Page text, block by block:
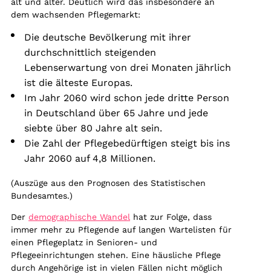
dem wachsenden Pflegemarkt:
Die deutsche Bevölkerung mit ihrer
durchschnittlich steigenden
Lebenserwartung von drei Monaten jährlich
ist die älteste Europas.
Im Jahr 2060 wird schon jede dritte Person
in Deutschland über 65 Jahre und jede
siebte über 80 Jahre alt sein.
Die Zahl der Pflegebedürftigen steigt bis ins
Jahr 2060 auf 4,8 Millionen.
(Auszüge aus den Prognosen des Statistischen
Bundesamtes.)
Der demographische Wandel hat zur Folge, dass
immer mehr zu Pflegende auf langen Wartelisten für
einen Pflegeplatz in Senioren- und
Pflegeeinrichtungen stehen. Eine häusliche Pflege
durch Angehörige ist in vielen Fällen nicht möglich